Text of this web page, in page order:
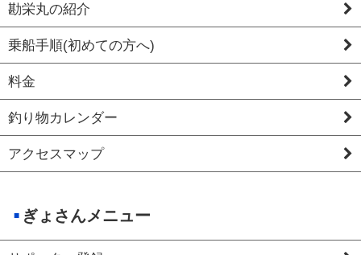
勘栄丸の紹介
乗船手順(初めての方へ)
料金
釣り物カレンダー
アクセスマップ
ぎょさんメニュー